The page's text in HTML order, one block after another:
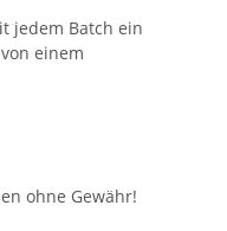
jedem Batch ein
einem
ohne Gewähr!